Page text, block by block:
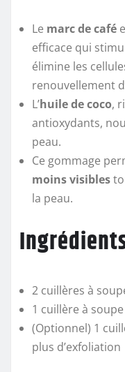
Le marc de café
efficace qui
élimine les
renouvellement
L’huile de coco,
antioxydants,
peau.
Ce gommage
moins visibles
la peau.
2 cuillères à
1 cuillère à
(Optionnel) 1
plus d’exfoliation